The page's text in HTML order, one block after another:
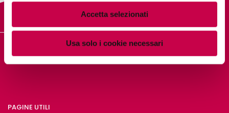
Accetta selezionati
Usa solo i cookie necessari
DIGITAL PILLS ACADEMY
PAGINE UTILI